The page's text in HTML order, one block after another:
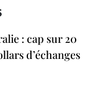
: cap sur 20
d’échanges